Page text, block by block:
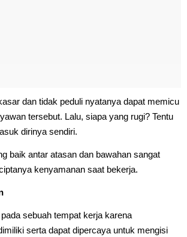
dan tidak peduli nyatanya dapat memicu
tersebut. Lalu, siapa yang rugi? Tentu
dirinya sendiri.
baik antar atasan dan bawahan sangat
kenyamanan saat bekerja.
sebuah tempat kerja karena
serta dapat dipercaya untuk mengisi